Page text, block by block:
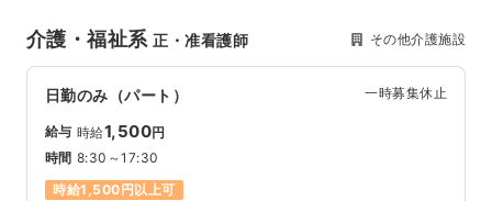
介護・福祉系正・准看護師 その他介護施設
日勤のみ（パート） 一時募集休止
給与 時給1,500円
時間 8:30～17:30
時給1,500円以上可